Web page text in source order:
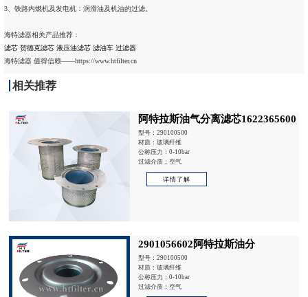
3、铁路内燃机及发电机：润滑油及机油的过滤。
海特滤器相关产品推荐：
滤芯 贺德克滤芯 液压油滤芯 滤油车 过滤器
海特滤器 值得信赖——https://www.htfilter.cn
相关推荐
阿特拉斯油气分离滤芯1622365600
型号：290100500
材质：玻璃纤维
公称压力：0-10bar
过滤介质：空气
详情了解
2901056602阿特拉斯油分
型号：290100500
材质：玻璃纤维
公称压力：0-10bar
过滤介质：空气